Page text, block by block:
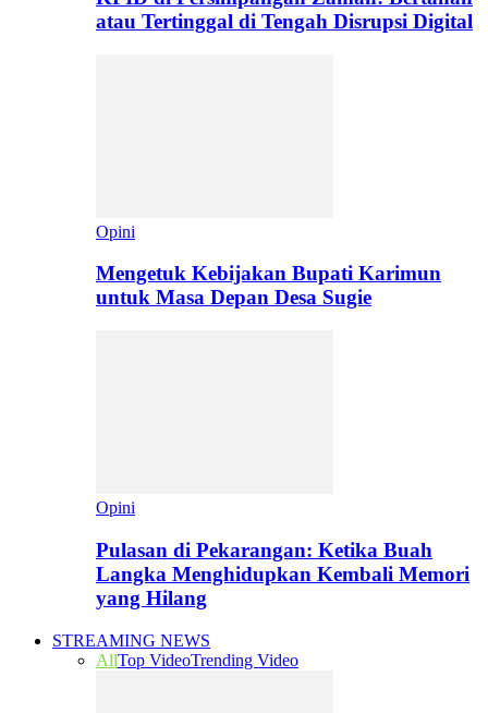
atau Tertinggal di Tengah Disrupsi Digital
Opini
Mengetuk Kebijakan Bupati Karimun
untuk Masa Depan Desa Sugie
Opini
Pulasan di Pekarangan: Ketika Buah
Langka Menghidupkan Kembali Memori
yang Hilang
STREAMING NEWS
AllTop VideoTrending Video